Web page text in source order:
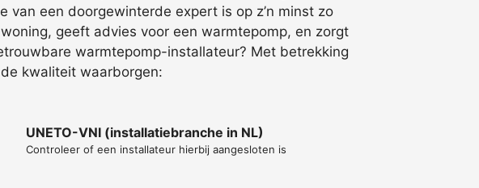
van een doorgewinterde expert is op z’n minst zo
geeft advies voor een warmtepomp, en zorgt
warmtepomp-installateur? Met betrekking
kwaliteit waarborgen:
UNETO-VNI (installatiebranche in NL)
Controleer of een installateur hierbij aangesloten is